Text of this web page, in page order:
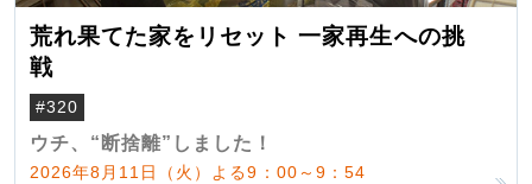
荒れ果てた家をリセット 一家再生への挑
戦
#320
ウチ、“断捨離”しました！
2026年8月11日（火）よる9：00～9：54